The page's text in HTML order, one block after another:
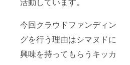
今回クラウドファンディン
グを行う理由はシマヌドに
興味を持ってもらうキッカ